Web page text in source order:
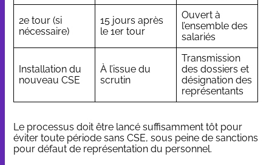
2e tour (si
nécessaire)
15 jours après
le 1er tour
Ouvert à
l’ensemble des
salariés
Installation du
nouveau CSE
À l’issue du
scrutin
Transmission
des dossiers et
désignation des
représentants
Le processus doit être lancé suffisamment tôt pour
éviter toute période sans CSE, sous peine de sanctions
pour défaut de représentation du personnel.